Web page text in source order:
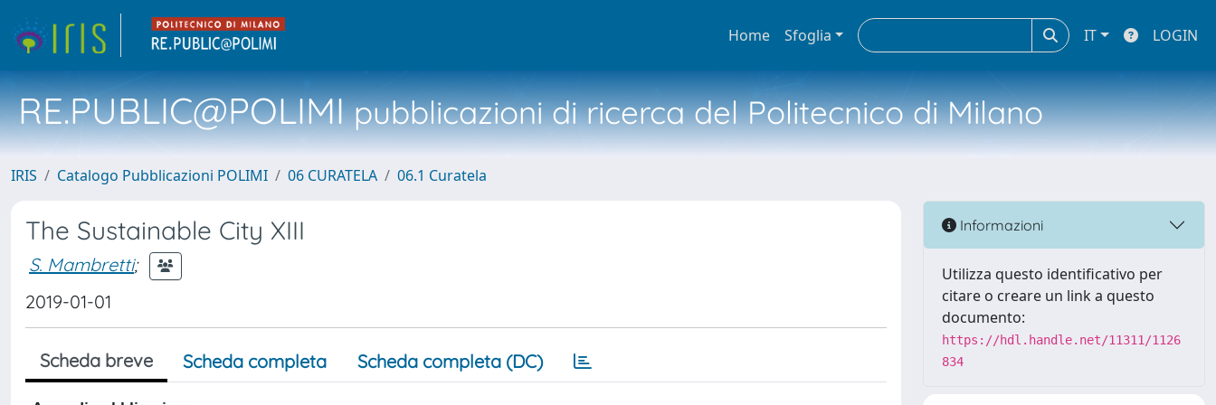
Home Sfoglia IT LOGIN
RE.PUBLIC@POLIMIpubblicazioni di ricerca del Politecnico di Milano
IRIS Catalogo Pubblicazioni POLIMI 06 CURATELA 06.1 Curatela
The Sustainable City XIII
S. Mambretti;
2019-01-01
Scheda breve Scheda completa Scheda completa (DC)
Informazioni
Utilizza questo identificativo per
citare o creare un link a questo
documento:
https://hdl.handle.net/11311/1126
834